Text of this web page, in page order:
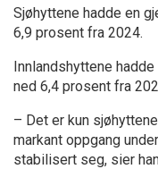
Sjøhyttene hadde en
6,9 prosent fra 2024.
Innlandshyttene
ned 6,4 prosent fra
– Det er kun
markant oppgang
stabilisert seg, sier